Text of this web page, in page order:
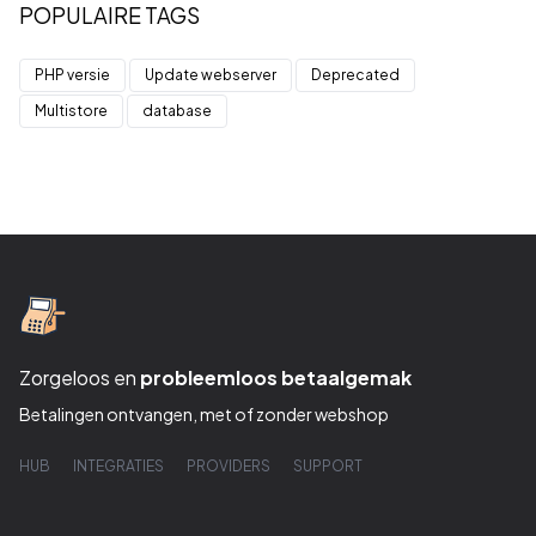
POPULAIRE TAGS
PHP versie Update webserver Deprecated
Multistore database
Zorgeloos en probleemloos betaalgemak
Betalingen ontvangen, met of zonder webshop
HUB INTEGRATIES PROVIDERS SUPPORT